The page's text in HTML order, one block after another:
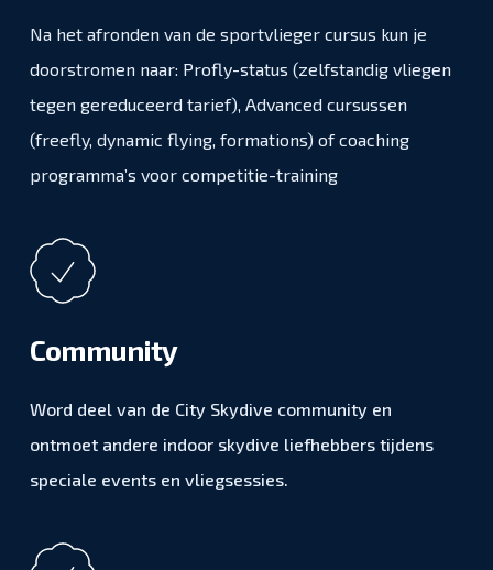
Na het afronden van de sportvlieger cursus kun je
doorstromen naar: Profly-status (zelfstandig vliegen
tegen gereduceerd tarief), Advanced cursussen
(freefly, dynamic flying, formations) of coaching
programma’s voor competitie-training
Community
Word deel van de City Skydive community en
ontmoet andere indoor skydive liefhebbers tijdens
speciale events en vliegsessies.